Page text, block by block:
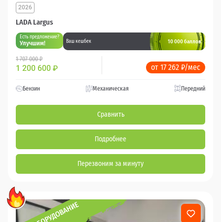
LADA Largus
2026
Есть предложение?
Улучшим! Ваш кешбек 10 000 баллов
1 707 000 ₽
1 200 600 ₽ от 17 262 ₽/мес
Бензин Механическая Передний
Сравнить
Подробнее
Перезвоним за минуту